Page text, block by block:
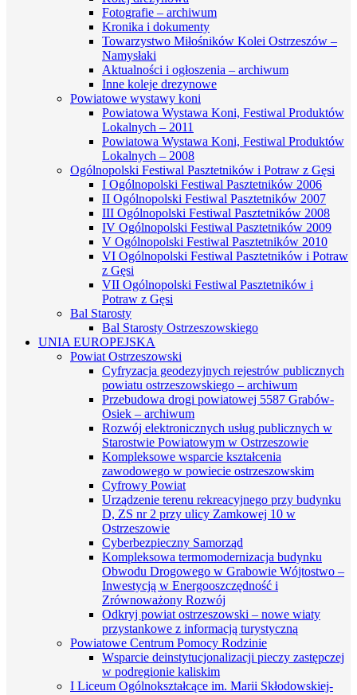
Fotografie – archiwum
Kronika i dokumenty
Towarzystwo Miłośników Kolei Ostrzeszów –
Namysłaki
Aktualności i ogłoszenia – archiwum
Inne koleje drezynowe
Powiatowe wystawy koni
Powiatowa Wystawa Koni, Festiwal Produktów
Lokalnych – 2011
Powiatowa Wystawa Koni, Festiwal Produktów
Lokalnych – 2008
Ogólnopolski Festiwal Pasztetników i Potraw z Gęsi
I Ogólnopolski Festiwal Pasztetników 2006
II Ogólnopolski Festiwal Pasztetników 2007
III Ogólnopolski Festiwal Pasztetników 2008
IV Ogólnopolski Festiwal Pasztetników 2009
V Ogólnopolski Festiwal Pasztetników 2010
VI Ogólnopolski Festiwal Pasztetników i Potraw
z Gęsi
VII Ogólnopolski Festiwal Pasztetników i
Potraw z Gęsi
Bal Starosty
Bal Starosty Ostrzeszowskiego
UNIA EUROPEJSKA
Powiat Ostrzeszowski
Cyfryzacja geodezyjnych rejestrów publicznych
powiatu ostrzeszowskiego – archiwum
Przebudowa drogi powiatowej 5587 Grabów-
Osiek – archiwum
Rozwój elektronicznych usług publicznych w
Starostwie Powiatowym w Ostrzeszowie
Kompleksowe wsparcie kształcenia
zawodowego w powiecie ostrzeszowskim
Cyfrowy Powiat
Urządzenie terenu rekreacyjnego przy budynku
D, ZS nr 2 przy ulicy Zamkowej 10 w
Ostrzeszowie
Cyberbezpieczny Samorząd
Kompleksowa termomodernizacja budynku
Obwodu Drogowego w Grabowie Wójtostwo –
Inwestycją w Energooszczędność i
Zrównoważony Rozwój
Odkryj powiat ostrzeszowski – nowe wiaty
przystankowe z informacją turystyczną
Powiatowe Centrum Pomocy Rodzinie
Wsparcie deinstytucjonalizacji pieczy zastępczej
w podregionie kaliskim
I Liceum Ogólnokształcące im. Marii Skłodowskiej-